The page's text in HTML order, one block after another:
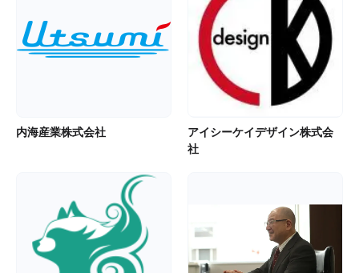
内海産業株式会社
アイシーケイデザイン株式会
社